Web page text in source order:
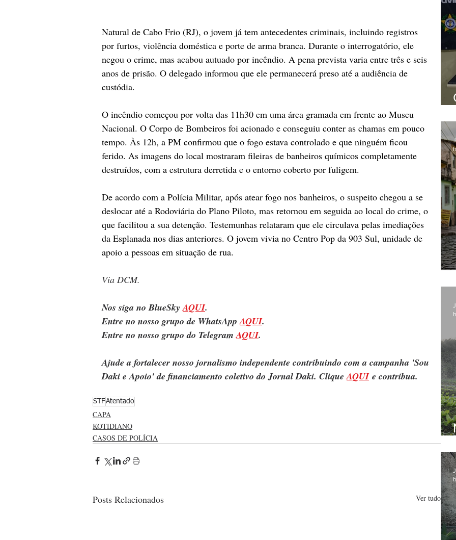
Natural de Cabo Frio (RJ), o jovem já tem antecedentes criminais, incluindo registros
por furtos, violência doméstica e porte de arma branca. Durante o interrogatório, ele
negou o crime, mas acabou autuado por incêndio. A pena prevista varia entre três e seis
anos de prisão. O delegado informou que ele permanecerá preso até a audiência de
custódia.
O incêndio começou por volta das 11h30 em uma área gramada em frente ao Museu
Nacional. O Corpo de Bombeiros foi acionado e conseguiu conter as chamas em pouco
tempo. Às 12h, a PM confirmou que o fogo estava controlado e que ninguém ficou
ferido. As imagens do local mostraram fileiras de banheiros químicos completamente
destruídos, com a estrutura derretida e o entorno coberto por fuligem.
De acordo com a Polícia Militar, após atear fogo nos banheiros, o suspeito chegou a se
deslocar até a Rodoviária do Plano Piloto, mas retornou em seguida ao local do crime, o
que facilitou a sua detenção. Testemunhas relataram que ele circulava pelas imediações
da Esplanada nos dias anteriores. O jovem vivia no Centro Pop da 903 Sul, unidade de
apoio a pessoas em situação de rua.
Via DCM.
Nos siga no BlueSky AQUI.
Entre no nosso grupo de WhatsApp AQUI.
Entre no nosso grupo do Telegram AQUI.
Ajude a fortalecer nosso jornalismo independente contribuindo com a campanha 'Sou
Daki e Apoio' de financiamento coletivo do Jornal Daki. Clique AQUI e contribua.
STFAtentado
CAPA
KOTIDIANO
CASOS DE POLÍCIA
Posts Relacionados Ver tudo